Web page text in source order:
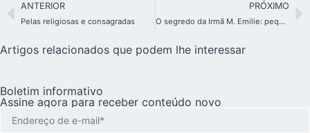
ANTERIOR
Pelas religiosas e consagradas
PRÓXIMO
O segredo da Irmã M. Emilie: pequenos e concretos passos. Confiar e saltar
Artigos relacionados que podem lhe interessar
Boletim informativo
Assine agora para receber conteúdo novo